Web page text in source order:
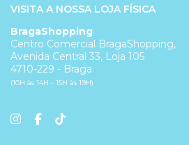
VISITA A NOSSA LOJA FÍSICA
BragaShopping
Centro Comercial BragaShopping,
Avenida Central 33, Loja 105
4710-229 - Braga
(10H às 14H - 15H às 19H)